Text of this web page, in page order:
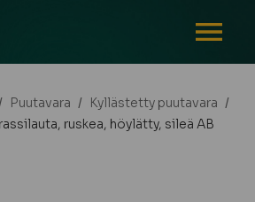
Puutavara / Kyllästetty puutavara /
ruskea, höylätty, sileä AB